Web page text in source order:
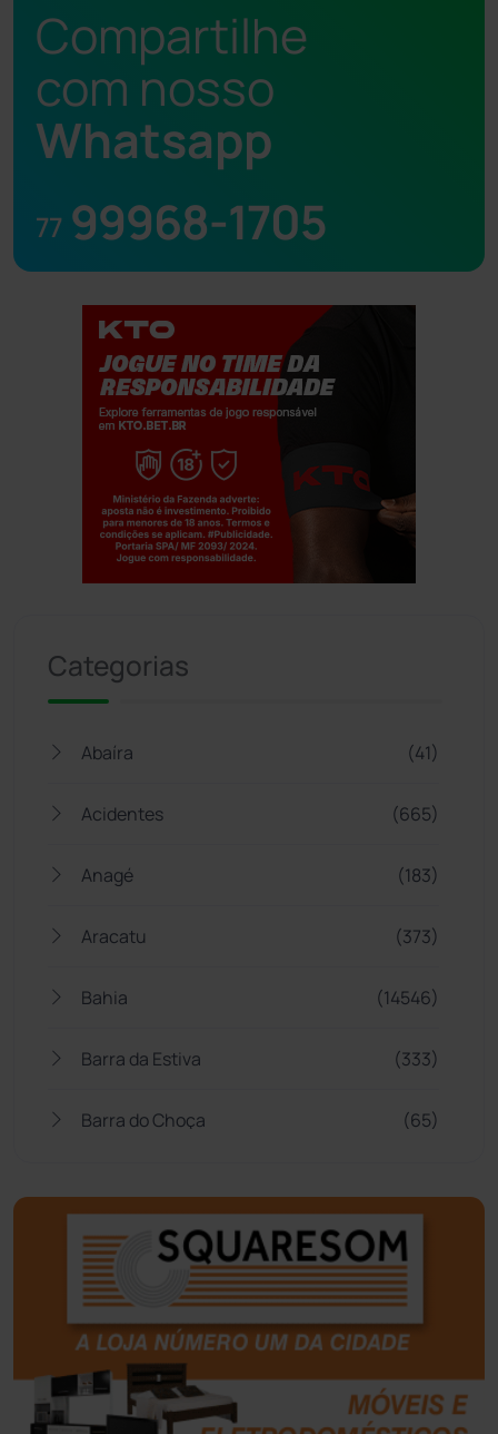
Compartilhe
com nosso
Whatsapp
77 99968-1705
Categorias
Abaíra (41)
Acidentes (665)
Anagé (183)
Aracatu (373)
Bahia (14546)
Barra da Estiva (333)
Barra do Choça (65)
Bom Jesus da Lapa (509)
Boquira (152)
Botuporã
Brasil (7680)